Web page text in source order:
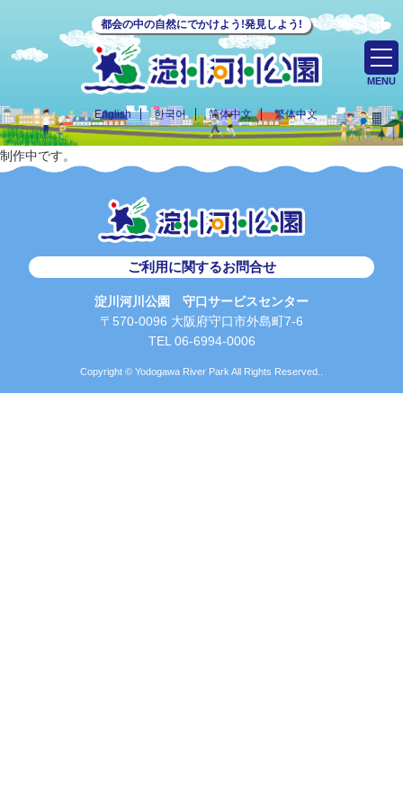
都会の中の自然にでかけよう!発見しよう!
English 한국어 简体中文 繁体中文
MENU
制作中です。
ご利用に関するお問合せ
淀川河川公園 守口サービスセンター
〒570-0096 大阪府守口市外島町7-6
TEL 06-6994-0006
Copyright © Yodogawa River Park All Rights Reserved..